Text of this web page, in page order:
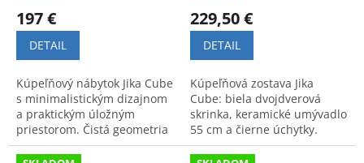
197 €
DETAIL
Kúpeľňový nábytok Jika Cube
s minimalistickým dizajnom
a praktickým úložným
priestorom. Čistá geometria
opticky zväčšuje priestor a
229,50 €
DETAIL
Kúpeľňová zostava Jika
Cube: biela dvojdverová
skrinka, keramické umývadlo
55 cm a čierne úchytky.
Moderný vzhľad a praktické